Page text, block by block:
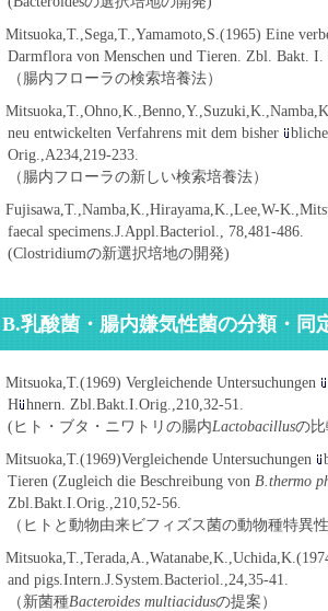
Eine
Darmflora von Menschen und Tieren. Zbl. Bakt.
（腸内フローラの検索培養法）
neu entwickelten Verfahrens mit dem bisher
Orig.,A234,219-233.
（腸内フローラの新しい検索培養法）
faecal specimens.J.Appl.Bacteriol., 78,481-486.
(Clostridiumの新選択培地の開発)
B.乳酸菌・腸内嫌気性菌の分類・同
Vergleichende Untersuchungen
H hnern. Zbl.Bakt.I.Orig.,210,32-51.
(ヒト・ブタ・ニワトリの腸内Lactobacillusの
Untersuchungen
Tieren (Zugleich die Beschreibung von B.thermo
Zbl.Bakt.I.Orig.,210,52-56.
（ヒトと動物由来ビフィズス菌の動物種特異
and pigs.Intern.J.System.Bacteriol.,24,35-41.
（新菌種Bacteroides multiacidusの提案）